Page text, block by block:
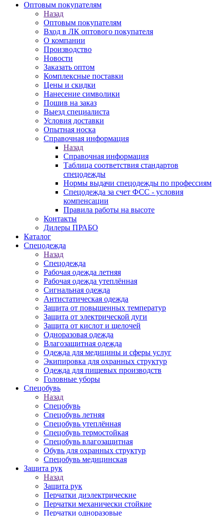
Оптовым покупателям
Назад
Оптовым покупателям
Вход в ЛК оптового покупателя
О компании
Производство
Новости
Заказать оптом
Комплексные поставки
Цены и скидки
Нанесение символики
Пошив на заказ
Выезд специалиста
Условия доставки
Опытная носка
Справочная информация
Назад
Справочная информация
Таблица соответствия стандартов
спецодежды
Нормы выдачи спецодежды по профессиям
Спецодежда за счет ФСС - условия
компенсации
Правила работы на высоте
Контакты
Дилеры ПРАБО
Каталог
Спецодежда
Назад
Спецодежда
Рабочая одежда летняя
Рабочая одежда утеплённая
Сигнальная одежда
Антистатическая одежда
Защита от повышенных температур
Защита от электрической дуги
Защита от кислот и щелочей
Одноразовая одежда
Влагозащитная одежда
Одежда для медицины и сферы услуг
Экипировка для охранных структур
Одежда для пищевых производств
Головные уборы
Спецобувь
Назад
Спецобувь
Спецобувь летняя
Спецобувь утеплённая
Спецобувь термостойкая
Спецобувь влагозащитная
Обувь для охранных структур
Спецобувь медицинская
Защита рук
Назад
Защита рук
Перчатки диэлектрические
Перчатки механически стойкие
Перчатки одноразовые